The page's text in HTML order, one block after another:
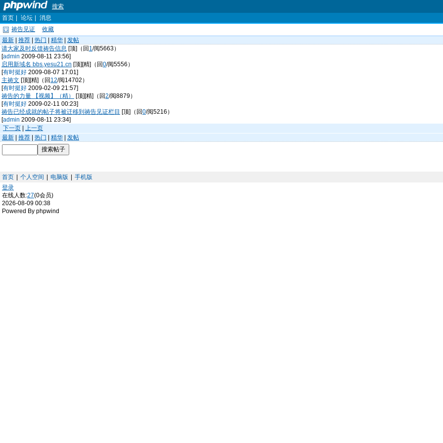
搜索
首页
论坛
消息
祷告见证
收藏
最新
推荐 热门 精华
发帖
请大家及时反馈祷告信息 [顶]（回 1/阅5663）
[admin 2009-08-11 23:56]
启用新域名 bbs.yesu21.cn [顶][精]（回0/阅5556）
[有时挺好 2009-08-07 17:01]
主祷文 [顶][精]（回 12/阅14702）
[有时挺好 2009-02-09 21:57]
祷告的力量 【视频】（精）
[顶][精]（回2/阅8879）
[有时挺好 2009-02-11 00:23]
祷告已经成就的帖子将被迁移到祷告见证栏目 [顶]（回0/阅5216）
[admin 2009-08-11 23:34]
下一页
上一页
最新
推荐 热门 精华 发帖
首页 个人空间 电脑版
手机版
登录
在线人数:27(0会员)
2026-08-09 00:38
Powered By phpwind